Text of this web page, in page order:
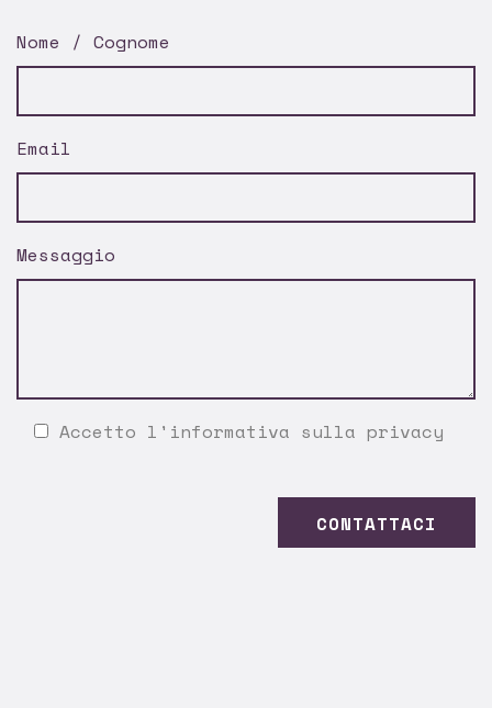
Nome / Cognome
Email
Messaggio
Accetto l' informativa sulla privacy